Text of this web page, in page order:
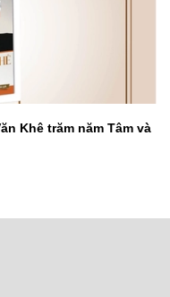
Khê trăm năm Tâm và